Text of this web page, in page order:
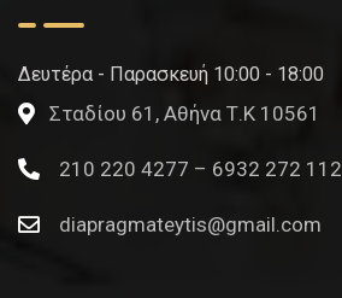
Δευτέρα - Παρασκευή 10:00 - 18:00
Σταδίου 61, Αθήνα Τ.Κ 10561
210 220 4277 – 6932 272 112
diapragmateytis@gmail.com